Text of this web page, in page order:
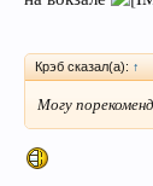
Крэб сказал(а): ↑
Могу